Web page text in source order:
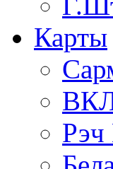
Карты
Рэч